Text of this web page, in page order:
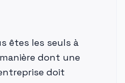
êtes les seuls à
dont une
doit